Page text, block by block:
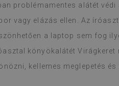
problémamentes alátét
vagy elázás ellen. Az
a laptop sem fog
könyökalátét Virágkeret
kellemes meglepetés
pedig
még mindig
ilyen munkát
őket, és még a
ellenére sem
problémát.
ha